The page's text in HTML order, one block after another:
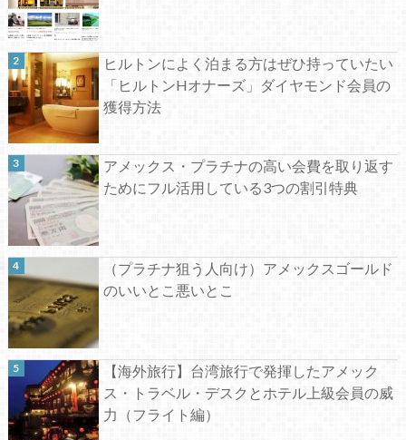
ヒルトンによく泊まる方はぜひ持っていたい
「ヒルトンHオナーズ」ダイヤモンド会員の
獲得方法
アメックス・プラチナの高い会費を取り返す
ためにフル活用している3つの割引特典
（プラチナ狙う人向け）アメックスゴールド
のいいとこ悪いとこ
【海外旅行】台湾旅行で発揮したアメック
ス・トラベル・デスクとホテル上級会員の威
力（フライト編）